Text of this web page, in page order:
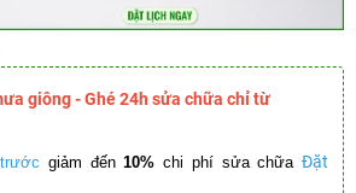
giông - Ghé 24h sửa chữa chỉ từ
giảm đến10% chi phí sửa chữa Đặt